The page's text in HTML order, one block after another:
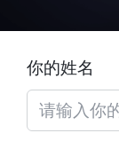
你的姓名